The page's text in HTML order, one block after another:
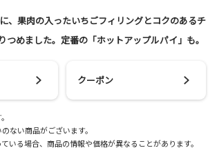
クーポン
、果肉の入ったいちごフィリングとコクのあるチ
つめました。定番の「ホットアップルパイ」も。
ない商品がございます。
いる場合、商品の情報や価格が異なることがあります。